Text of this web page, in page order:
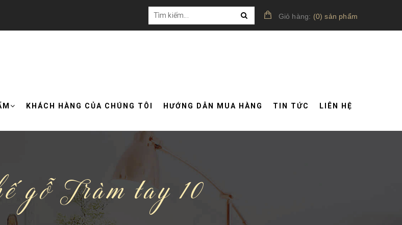
Giỏ hàng: (0)sản phẩm
KHÁCH HÀNG CỦA CHÚNG TÔI HƯỚNG DẪN MUA HÀNG TIN TỨC LIÊN HỆ
gỗ Tràm tay 10